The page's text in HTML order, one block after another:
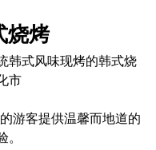
烧烤
韩式风味现烤的韩式烧
市
游客提供温馨而地道的